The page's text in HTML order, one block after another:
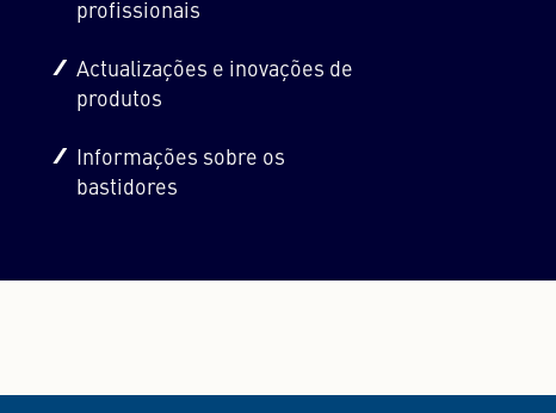
profissionais
Actualizações e inovações de
produtos
Informações sobre os
bastidores